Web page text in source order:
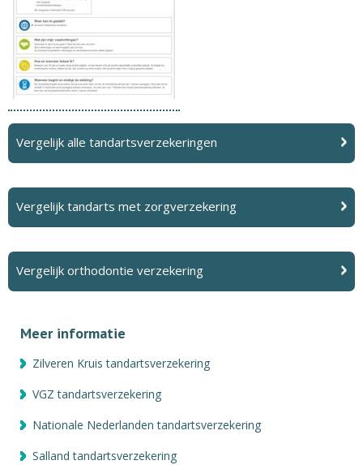
Vergelijk alle tandartsverzekeringen
Vergelijk tandarts met zorgverzekering
Vergelijk orthodontie verzekering
Meer informatie
Zilveren Kruis tandartsverzekering
VGZ tandartsverzekering
Nationale Nederlanden tandartsverzekering
Salland tandartsverzekering